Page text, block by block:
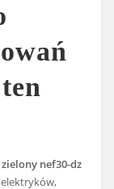
nef30-dz